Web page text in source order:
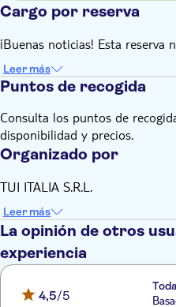
Cargo por reserva
¡Buenas noticias! Esta
Leer más
Puntos de recogida
Consulta los puntos de
disponibilidad y precios.
Organizado por
TUI ITALIA S.R.L.
Leer más
La opinión de otros
experiencia
4,5/5